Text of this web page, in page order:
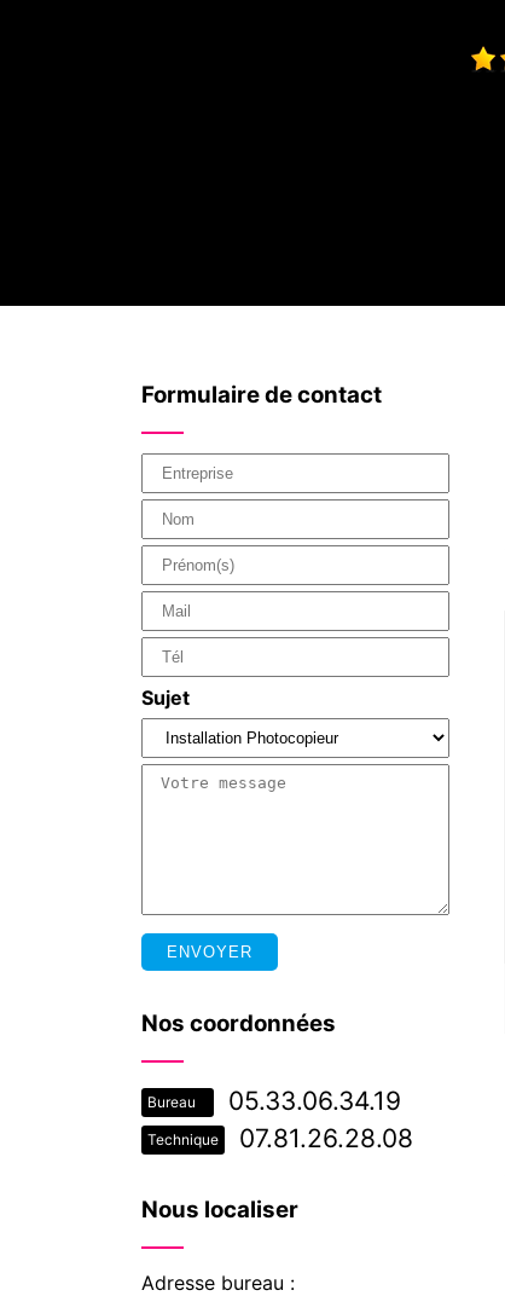
Formulaire de contact
Sujet
Nos coordonnées
Bureau 05.33.06.34.19
Technique 07.81.26.28.08
Nous localiser
Adresse bureau :